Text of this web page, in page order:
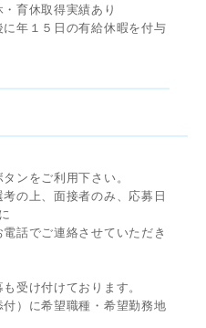
育休取得実績あり
年１５日の有給休暇を付与
タンをご利用下さい。
の上、面接者のみ、応募日
電話でご連絡させていただき
受け付けております。
付）に希望職種・希望勤務地